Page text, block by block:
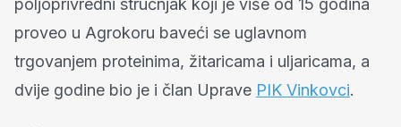
poljoprivredni stručnjak koji je više od 15 godina
proveo u Agrokoru baveći se uglavnom
trgovanjem proteinima, žitaricama i uljaricama, a
dvije godine bio je i član Uprave PIK Vinkovci.